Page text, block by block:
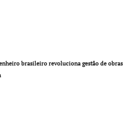
brasileiro revoluciona gestão de obras